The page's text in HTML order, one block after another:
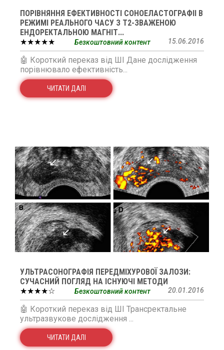
ПОРІВНЯННЯ ЕФЕКТИВНОСТІ СОНОЕЛАСТОГРАФІІ В
РЕЖИМІ РЕАЛЬНОГО ЧАСУ З Т2-ЗВАЖЕНОЮ
ЕНДОРЕКТАЛЬНОЮ МАГНІТ...
★★★★★
15.06.2016
Безкоштовний контент
🤖 Короткий переказ від ШІ Дане дослідження
порівнювало ефективність...
ЧИТАТИ ДАЛІ
УЛЬТРАСОНОГРАФІЯ ПЕРЕДМІХУРОВОЇ ЗАЛОЗИ:
СУЧАСНИЙ ПОГЛЯД НА ІСНУЮЧІ МЕТОДИ
★★★★☆
20.01.2016
Безкоштовний контент
🤖 Короткий переказ від ШІ Трансректальне
ультразвукове дослідження ...
ЧИТАТИ ДАЛІ